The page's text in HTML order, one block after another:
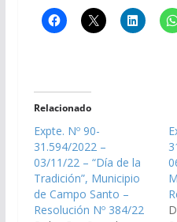
Relacionado
Expte. Nº 90-
31.594/2022 –
03/11/22 – “Día de la
Tradición”, Municipio
de Campo Santo –
Resolución Nº 384/22